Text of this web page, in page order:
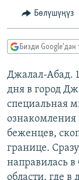
МАДАНИЯТ
ТВ
ЭКСПЕРТТЕР
БИЗ ЖАНА
ДАНИСТЕ
ЭЖЕ-СИҢДИЛЕР
АЗАТТЫК+
ЫҢГАЙСЫЗ
ӨЗГӨЧӨ
Русский
ОНЛАЙН ШЕРИНЕ
Бөлүшүңүз
Бизди Google'дан
Джалал-Абад.
дня в город
специальная
ознакомления
беженцев,
границе.
направилась
области, где в